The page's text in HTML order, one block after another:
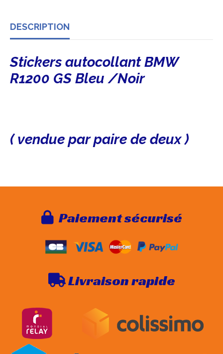
DESCRIPTION
Stickers autocollant BMW
R1200 GS Bleu /Noir
( vendue par paire de deux )
Paiement sécurisé
Livraison rapide